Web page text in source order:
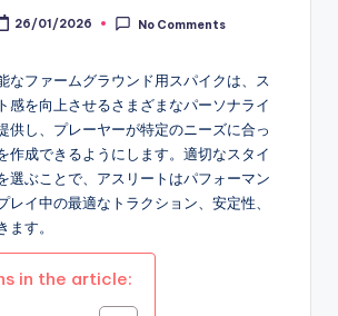
26/01/2026 No Comments
なファームグラウンド用スパイクは、ス
感を向上させるさまざまなパーソナライ
供し、プレーヤーが特定のニーズに合っ
作成できるようにします。適切なスタイ
選ぶことで、アスリートはパフォーマン
レイ中の最適なトラクション、安定性、
ます。
in the article: